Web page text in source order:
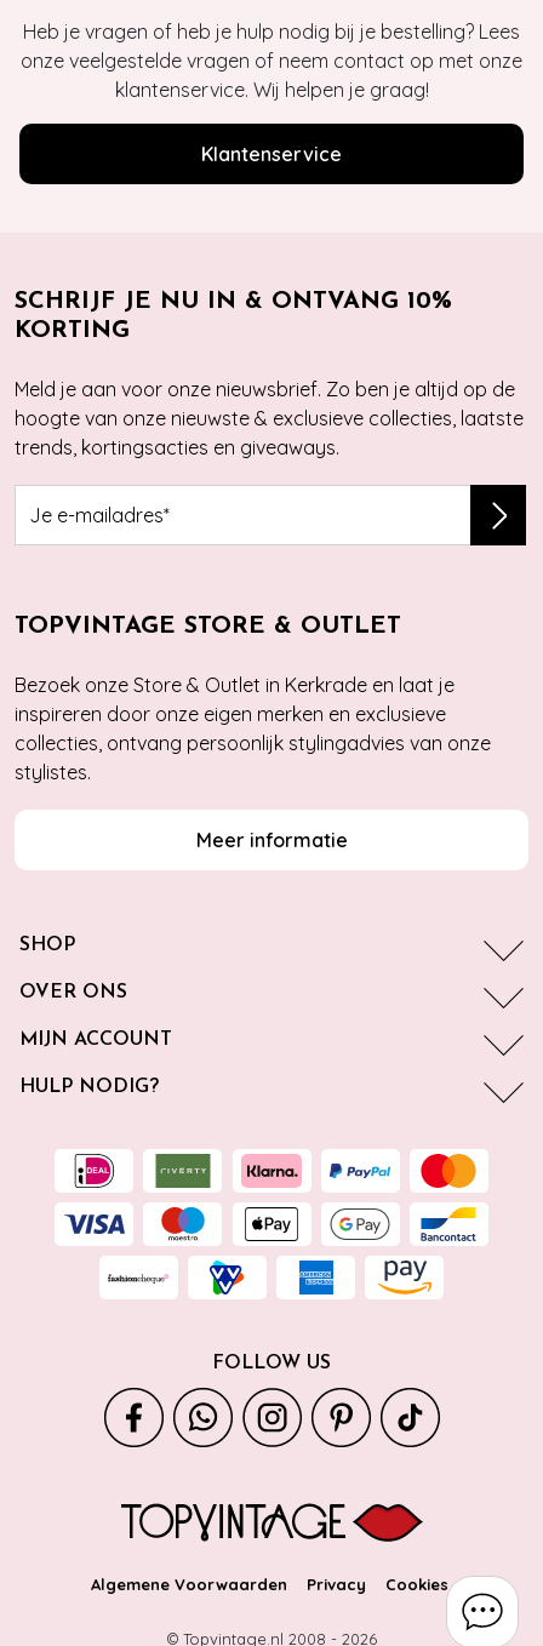
Heb je vragen of heb je hulp nodig bij je bestelling? Lees
onze veelgestelde vragen of neem contact op met onze
klantenservice. Wij helpen je graag!
Klantenservice
SCHRIJF JE NU IN & ONTVANG 10%
KORTING
Meld je aan voor onze nieuwsbrief. Zo ben je altijd op de
hoogte van onze nieuwste & exclusieve collecties, laatste
trends, kortingsacties en giveaways.
TOPVINTAGE STORE & OUTLET
Bezoek onze Store & Outlet in Kerkrade en laat je
inspireren door onze eigen merken en exclusieve
collecties, ontvang persoonlijk stylingadvies van onze
stylistes.
Meer informatie
SHOP
OVER ONS
MIJN ACCOUNT
HULP NODIG?
FOLLOW US
Algemene Voorwaarden Privacy Cookies
© Topvintage.nl 2008 - 2026